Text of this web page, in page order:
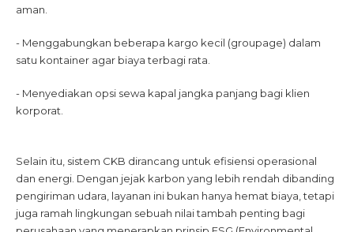
aman.
- Menggabungkan beberapa kargo kecil (groupage) dalam
satu kontainer agar biaya terbagi rata.
- Menyediakan opsi sewa kapal jangka panjang bagi klien
korporat.
Selain itu, sistem CKB dirancang untuk efisiensi operasional
dan energi. Dengan jejak karbon yang lebih rendah dibanding
pengiriman udara, layanan ini bukan hanya hemat biaya, tetapi
juga ramah lingkungan sebuah nilai tambah penting bagi